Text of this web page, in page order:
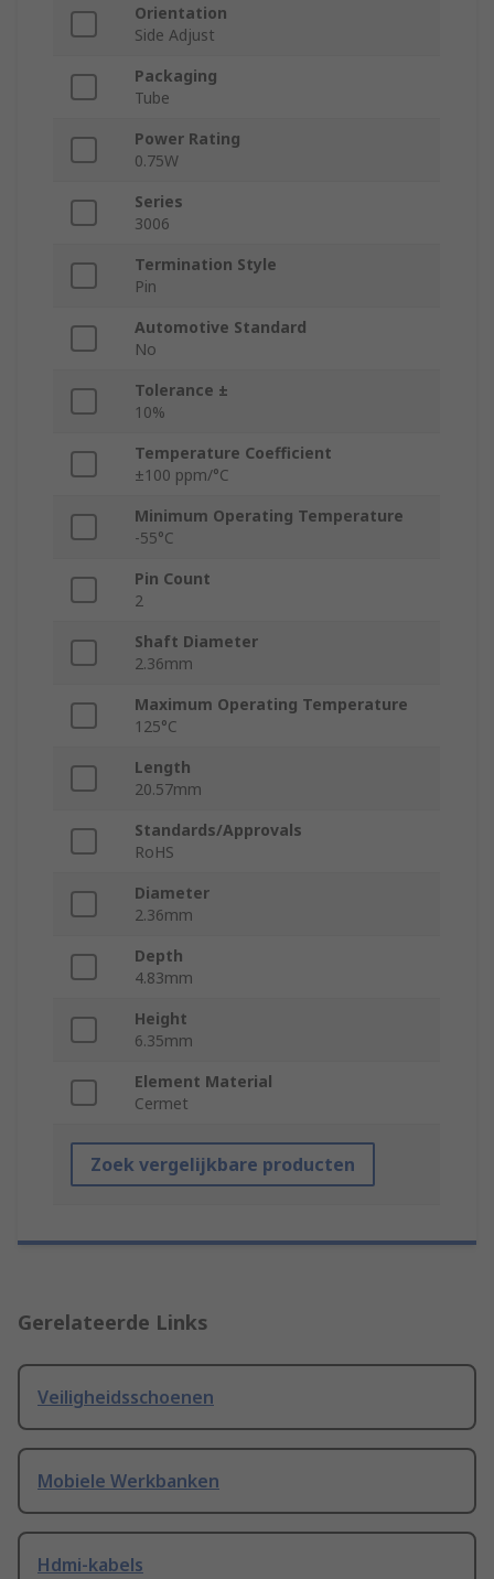
Orientation
Side Adjust
Packaging
Tube
Power Rating
0.75W
Series
3006
Termination Style
Pin
Automotive Standard
No
Tolerance ±
10%
Temperature Coefficient
±100 ppm/°C
Minimum Operating Temperature
-55°C
Pin Count
2
Shaft Diameter
2.36mm
Maximum Operating Temperature
125°C
Length
20.57mm
Standards/Approvals
RoHS
Diameter
2.36mm
Depth
4.83mm
Height
6.35mm
Element Material
Cermet
Zoek vergelijkbare producten
Gerelateerde Links
Veiligheidsschoenen
Mobiele Werkbanken
Hdmi-kabels